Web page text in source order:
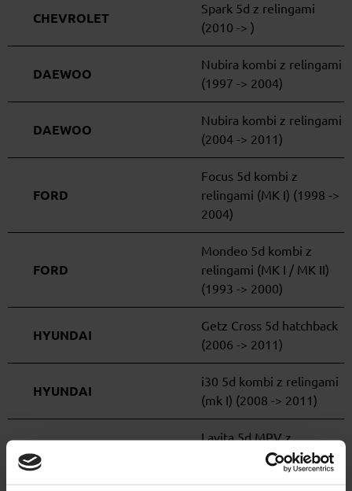
CHEVROLET
Spark 5d z relingami
(2010 -> )
DAEWOO
Nubira kombi z relingami
(1997 -> 2004)
DAEWOO
Nubira kombi z relingami
(2004 -> 2011)
FORD
Focus 5d kombi z
relingami (MK I) (1998 ->
2004)
FORD
Mondeo 5d kombi z
relingami (MK I / MK II)
(1993 -> 2000)
HYUNDAI
Getz Cross 5d hatchback
(2006 -> 2011)
HYUNDAI
i30 5d kombi z relingami
(mk I) (2008 -> 2011)
Lavita 5d MPV z
relingami (2001 -> 2010)